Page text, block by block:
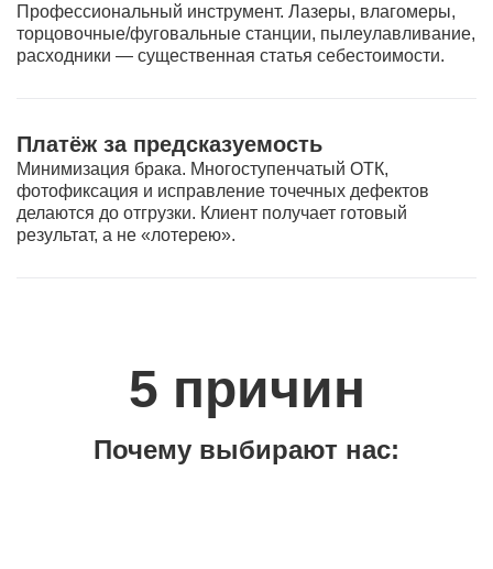
Профессиональный инструмент. Лазеры, влагомеры,
торцовочные/фуговальные станции, пылеулавливание,
расходники — существенная статья себестоимости.
Платёж за предсказуемость
Минимизация брака. Многоступенчатый ОТК,
фотофиксация и исправление точечных дефектов
делаются до отгрузки. Клиент получает готовый
результат, а не «лотерею».
5 причин
Почему выбирают нас: